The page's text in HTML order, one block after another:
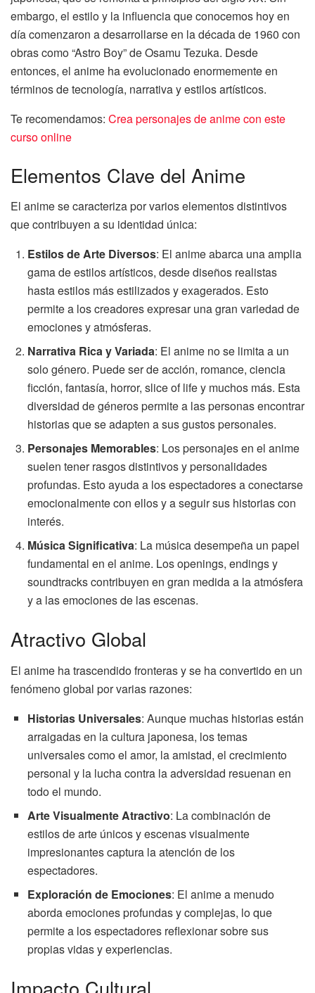
embargo, el estilo y la influencia que conocemos hoy en
día comenzaron a desarrollarse en la década de 1960 con
obras como “Astro Boy” de Osamu Tezuka. Desde
entonces, el anime ha evolucionado enormemente en
términos de tecnología, narrativa y estilos artísticos.
Te recomendamos: Crea personajes de anime con este
curso online
Elementos Clave del Anime
El anime se caracteriza por varios elementos distintivos
que contribuyen a su identidad única:
Estilos de Arte Diversos: El anime abarca una amplia
gama de estilos artísticos, desde diseños realistas
hasta estilos más estilizados y exagerados. Esto
permite a los creadores expresar una gran variedad de
emociones y atmósferas.
Narrativa Rica y Variada: El anime no se limita a un
solo género. Puede ser de acción, romance, ciencia
ficción, fantasía, horror, slice of life y muchos más. Esta
diversidad de géneros permite a las personas encontrar
historias que se adapten a sus gustos personales.
Personajes Memorables: Los personajes en el anime
suelen tener rasgos distintivos y personalidades
profundas. Esto ayuda a los espectadores a conectarse
emocionalmente con ellos y a seguir sus historias con
interés.
Música Significativa: La música desempeña un papel
fundamental en el anime. Los openings, endings y
soundtracks contribuyen en gran medida a la atmósfera
y a las emociones de las escenas.
Atractivo Global
El anime ha trascendido fronteras y se ha convertido en un
fenómeno global por varias razones:
Historias Universales: Aunque muchas historias están
arraigadas en la cultura japonesa, los temas
universales como el amor, la amistad, el crecimiento
personal y la lucha contra la adversidad resuenan en
todo el mundo.
Arte Visualmente Atractivo: La combinación de
estilos de arte únicos y escenas visualmente
impresionantes captura la atención de los
espectadores.
Exploración de Emociones: El anime a menudo
aborda emociones profundas y complejas, lo que
permite a los espectadores reflexionar sobre sus
propias vidas y experiencias.